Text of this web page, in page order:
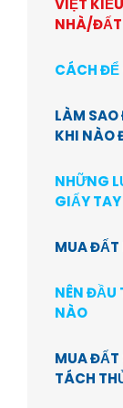
VIỆT
NHÀ/ĐẤT
CÁCH ĐỂ
LÀM
KHI NÀO
NHỮNG
GIẤY TAY
MUA ĐẤT
NÊN ĐẦU
NÀO
MUA ĐẤT
TÁCH